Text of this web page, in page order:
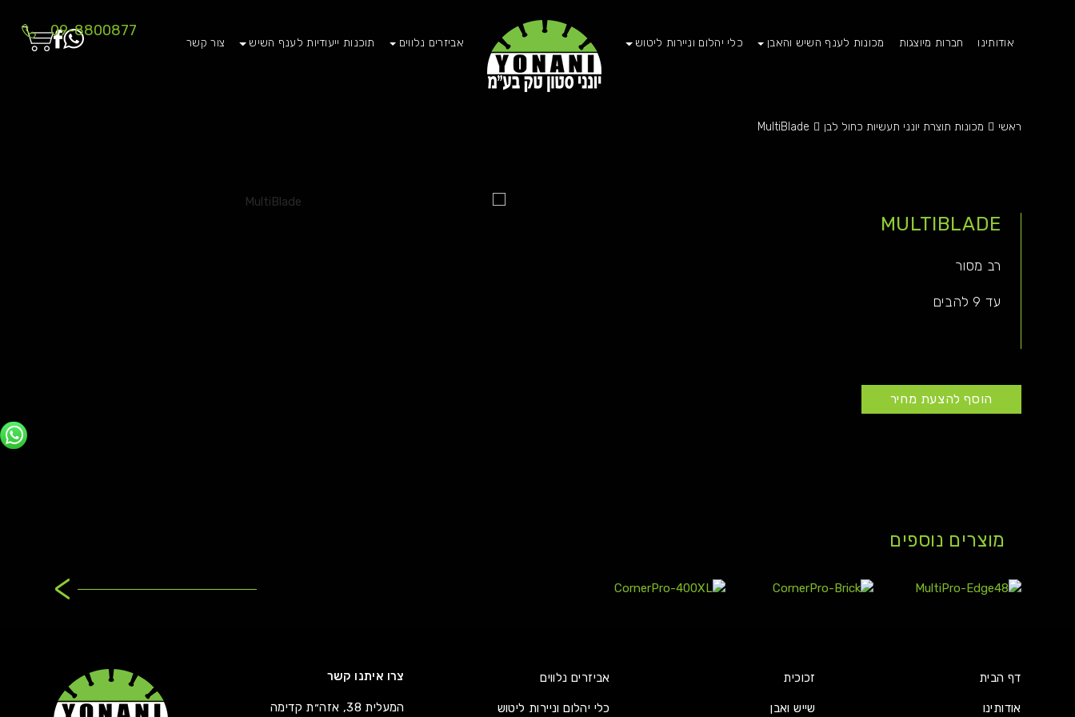
09-8800877
אודותינו חברות מיוצגות מכונות לענף השיש והאבן כלי יהלום וניירות ליטוש אביזרים נלווים תוכנות ייעודיות לענף השיש צור קשר
ראשי מכונות תוצרת יונני תעשיות כחול לבן MultiBlade
MULTIBLADE
רב מסור
עד 9 להבים
הוסף להצעת מחיר
מוצרים נוספים
>
דף הבית
אודותינו
זכוכית
שייש ואבן
אביזרים נלווים
כלי יהלום וניירות ליטוש
צרו איתנו קשר
המעלית 38, אזה״ת קדימה